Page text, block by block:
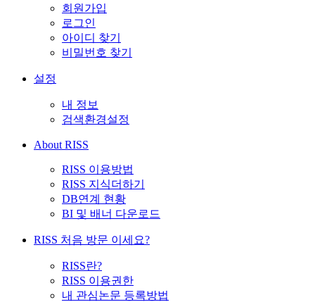
회원가입
로그인
아이디 찾기
비밀번호 찾기
설정
내 정보
검색환경설정
About RISS
RISS 이용방법
RISS 지식더하기
DB연계 현황
BI 및 배너 다운로드
RISS 처음 방문 이세요?
RISS란?
RISS 이용권한
내 관심논문 등록방법